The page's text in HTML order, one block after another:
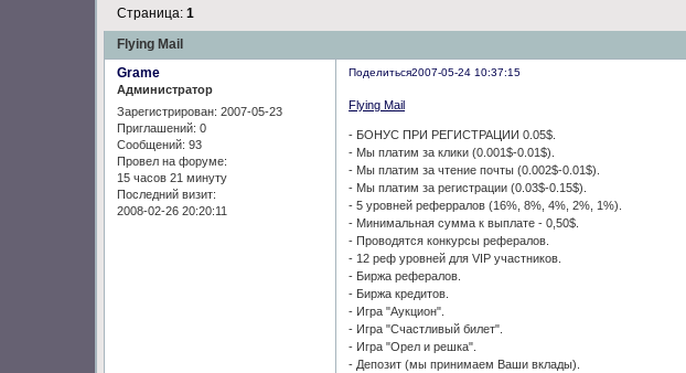
Flying Mail
Страница:1
Поделиться2007-05-24 10:37:15
Grame
Администратор
Зарегистрирован: 2007-05-23
Приглашений: 0
Сообщений: 93
Провел на форуме:
15 часов 21 минуту
Последний визит:
2008-02-26 20:20:11
Flying Mail
- БОНУС ПРИ РЕГИСТРАЦИИ 0.05$.
- Мы платим за клики (0.001$-0.01$).
- Мы платим за чтение почты (0.002$-0.01$).
- Мы платим за регистрации (0.03$-0.15$).
- 5 уровней реферралов (16%, 8%, 4%, 2%, 1%).
- Минимальная сумма к выплате - 0,50$.
- Проводятся конкурсы рефералов.
- 12 реф уровней для VIP участников.
- Биржа рефералов.
- Биржа кредитов.
- Игра "Аукцион".
- Игра "Счастливый билет".
- Игра "Орел и решка".
- Депозит (мы принимаем Ваши вклады).